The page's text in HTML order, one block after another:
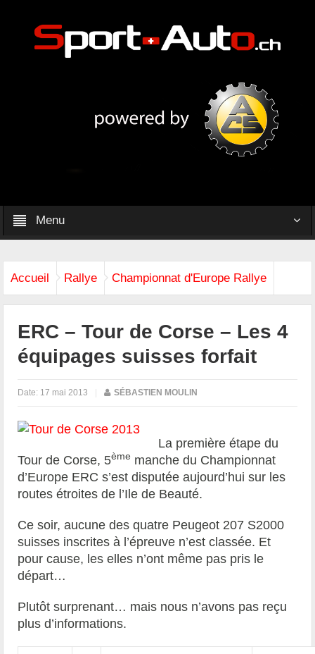
Menu
Accueil Rallye Championnat d'Europe Rallye
ERC – Tour de Corse – Les 4
équipages suisses forfait
Date: 17 mai 2013 | SÉBASTIEN MOULIN
La première étape du
Tour de Corse, 5ème manche du Championnat
d’Europe ERC s’est disputée aujourd’hui sur les
routes étroites de l’Ile de Beauté.
Ce soir, aucune des quatre Peugeot 207 S2000
suisses inscrites à l’épreuve n’est classée. Et
pour cause, les elles n’ont même pas pris le
départ…
Plutôt surprenant… mais nous n’avons pas reçu
plus d’informations.